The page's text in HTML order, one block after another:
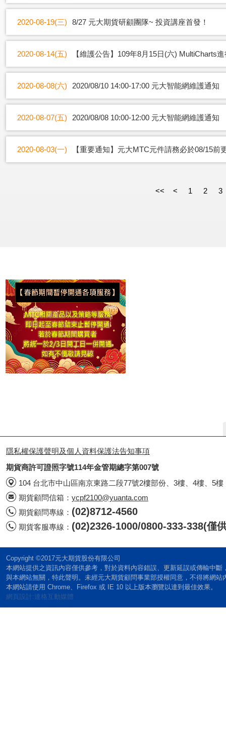
2020-08-19(三) 8/27 元大期貨研顧團隊~ 投資講座首發！
2020-08-14(五) 【維護公告】109年8月15日(六) MultiCharts
2020-08-08(六) 2020/08/10 14:00-17:00 元大智能網維護通知
2020-08-07(五) 2020/08/08 10:00-12:00 元大智能網維護通知
2020-08-03(一) 【重要通知】元大MTC元件請務必於08/15前
<< < 1 2 3
隱私權保護聲明及個人資料保護法告知事項
期貨商許可證照字號114年金管期總字第007號
104 台北市中山區南京東路二段77號2樓部份、3樓、4樓、5樓
期貨顧問信箱： ycpf2100@yuanta.com
期貨顧問專線： (02)8712-4560
期貨客服專線： (02)2326-1000/0800-333-338(僅
Copyright ©2017元大期貨股份有限公司
本網站提供之資訊內容僅供參考，對於資料內容錯誤、更新延誤或傳輸中
與本網站無關，特此聲明。未經元大期貨顧問事業部授權同意，不得將網站
本網站請使用 Chrome、Firefox 或 IE 10 以上版本瀏覽以達到最佳效果。
網頁設計:達格互動媒體